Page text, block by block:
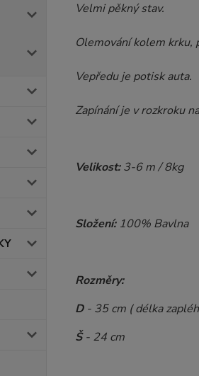
Velmi pěkný stav.
Olemování kolem krku,
Vepředu je potisk auta.
Zapínání je v rozkroku
Velikost:3-6 m / 8kg
Složení: 100% Bavlna
Rozměry:
D - 35 cm ( délka
Š- 24 cm